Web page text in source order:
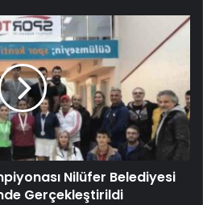
Nilüfer Belediyesi
Gerçekleştirildi